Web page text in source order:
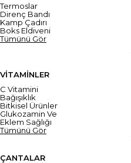
Termoslar
Direnç Bandı
Kamp Çadırı
Boks Eldiveni
Tümünü Gör
VİTAMİNLER
C Vitamini
Bağışıklık
Bitkisel Ürünler
Glukozamin Ve
Eklem Sağlığı
Tümünü Gör
ÇANTALAR